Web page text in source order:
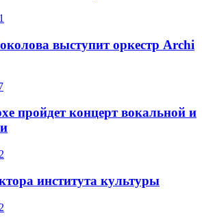
выступит оркестр Archi
пройдет концерт вокальной и
института культуры